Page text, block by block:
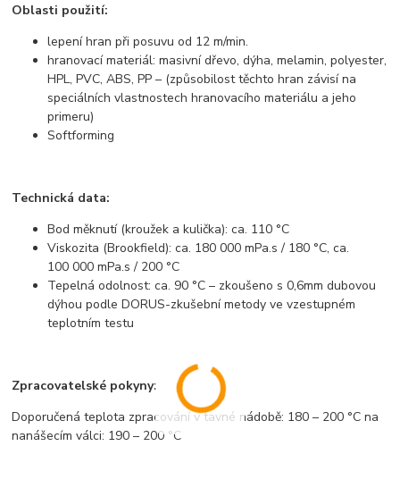
Oblasti použití:
lepení hran při posuvu od 12 m/min.
hranovací materiál: masivní dřevo, dýha, melamin, polyester,
HPL, PVC, ABS, PP – (způsobilost těchto hran závisí na
speciálních vlastnostech hranovacího materiálu a jeho
primeru)
Softforming
Technická data:
Bod měknutí (kroužek a kulička): ca. 110 °C
Viskozita (Brookfield): ca. 180 000 mPa.s / 180 °C, ca.
100 000 mPa.s / 200 °C
Tepelná odolnost: ca. 90 °C – zkoušeno s 0,6mm dubovou
dýhou podle DORUS-zkušební metody ve vzestupném
teplotním testu
Zpracovatelské pokyny:
Doporučená teplota zpracování v tavné nádobě: 180 – 200 °C na
nanášecím válci: 190 – 200 °C